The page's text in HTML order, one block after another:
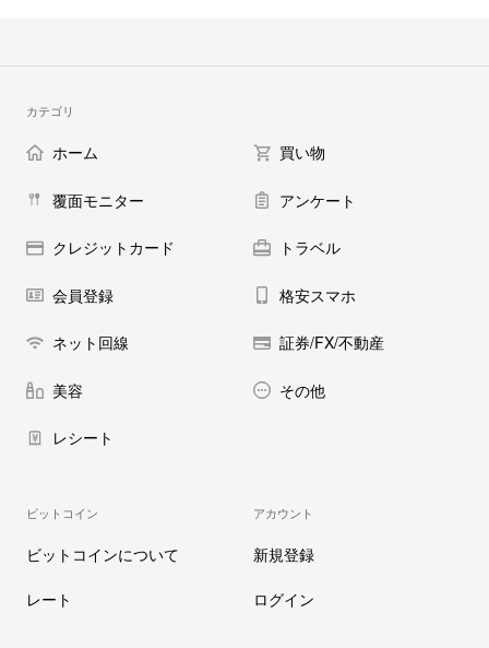
カテゴリ
ホーム 買い物
覆面モニター アンケート
クレジットカード トラベル
会員登録 格安スマホ
ネット回線 証券/FX/不動産
美容 その他
レシート
ビットコイン
ビットコインについて
レート
アカウント
新規登録
ログイン